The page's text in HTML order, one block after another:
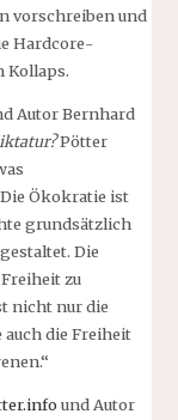
vorschreiben und
Hardcore-
Kollaps.
Autor Bernhard
Pötter
Ökokratie ist
grundsätzlich
Die
zu
nicht nur die
auch die Freiheit
und Autor